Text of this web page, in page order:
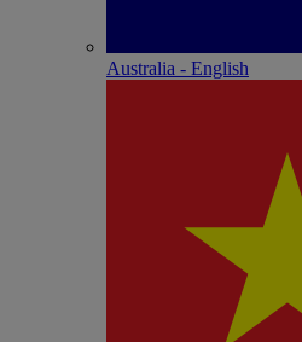
Australia - English